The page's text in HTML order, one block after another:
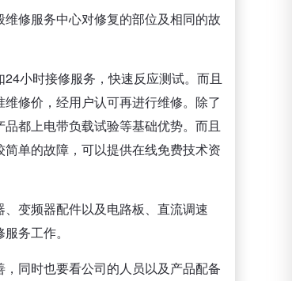
修服务中心对修复的部位及相同的故
小时接修服务，快速反应测试。而且
修价，经用户认可再进行维修。除了
都上电带负载试验等基础优势。而且
单的故障，可以提供在线免费技术资
变频器配件以及电路板、直流调速
务工作。
同时也要看公司的人员以及产品配备